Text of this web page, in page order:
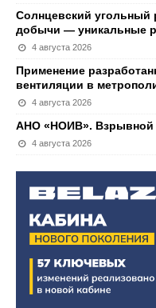
Солнцевский угольный
добычи — уникальные
4 августа 2026
Применение
вентиляции в
4 августа 2026
АНО «НОИВ». Взрывной
4 августа 2026